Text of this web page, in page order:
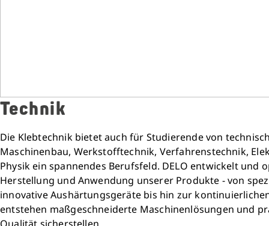
Technik
Die Klebtechnik bietet auch für Studierende von
Maschinenbau, Werkstofftechnik, Verfahrenstechnik,
Physik ein spannendes Berufsfeld. DELO entwickelt und
Herstellung und Anwendung unserer Produkte - von
innovative Aushärtungsgeräte bis hin zur
entstehen maßgeschneiderte Maschinenlösungen und
Qualität sicherstellen.